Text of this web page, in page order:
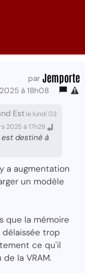
par Jemporte
à 18h08
Est le lundi 03
2025 à 17h29
est destiné à
a augmentation
un modèle
que la mémoire
trop
ce qu'il
la VRAM.